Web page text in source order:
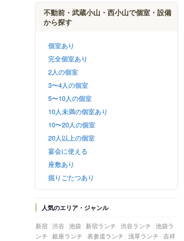
不動前・武蔵小山・西小山で個室・設備
から探す
個室あり
完全個室あり
2人の個室
3〜4人の個室
5〜10人の個室
10人未満の個室あり
10〜20人の個室
20人以上の個室
宴会に使える
座敷あり
掘りごたつあり
人気のエリア・ジャンル
新宿 渋谷 池袋 新宿ランチ 渋谷ランチ 池袋ラ
ンチ 銀座ランチ 表参道ランチ 浅草ランチ 吉祥